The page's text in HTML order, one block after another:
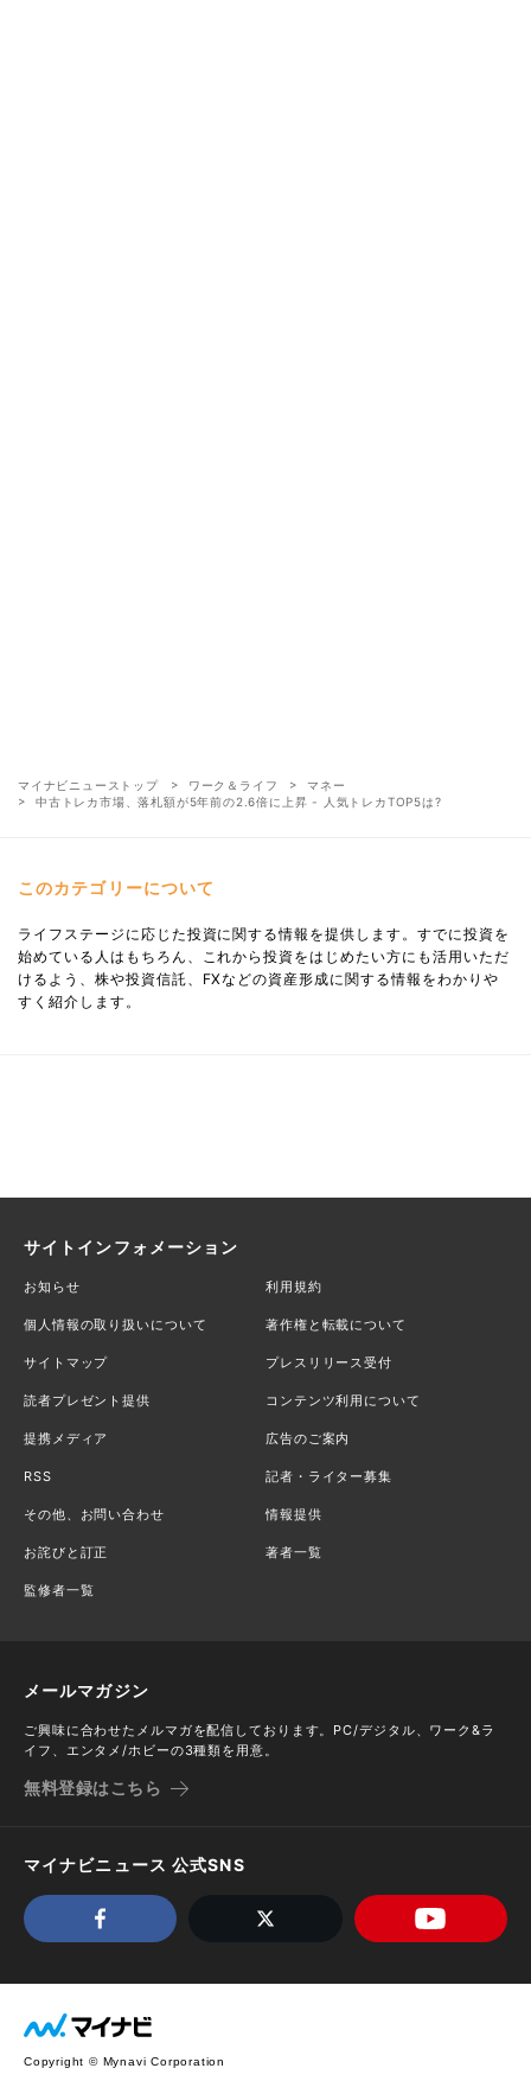
マイナビニューストップ ワーク＆ライフ
マネー
中古トレカ市場、落札額が5年前の2.6倍に上昇 - 人気トレカTOP5は?
このカテゴリーについて
ライフステージに応じた投資に関する情報を提供します。すでに投資を
始めている人はもちろん、これから投資をはじめたい方にも活用いただ
けるよう、株や投資信託、FXなどの資産形成に関する情報をわかりや
すく紹介します。
サイトインフォメーション
お知らせ 利用規約
個人情報の取り扱いについて 著作権と転載について
サイトマップ プレスリリース受付
読者プレゼント提供 コンテンツ利用について
提携メディア 広告のご案内
RSS 記者・ライター募集
その他、お問い合わせ 情報提供
お詫びと訂正 著者一覧
監修者一覧
メールマガジン
ご興味に合わせたメルマガを配信しております。PC/デジタル、ワーク&ラ
イフ、エンタメ/ホビーの3種類を用意。
無料登録はこちら
マイナビニュース 公式SNS
Copyright © Mynavi Corporation